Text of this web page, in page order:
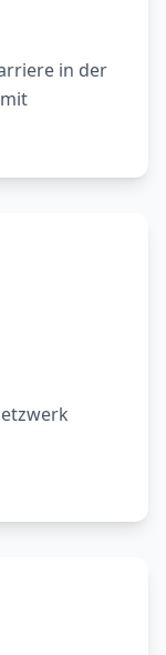
in der